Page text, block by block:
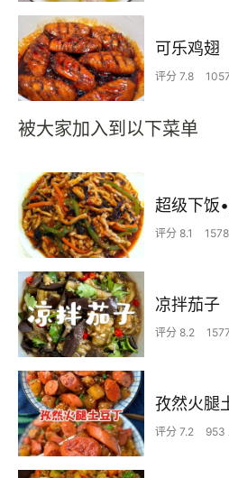
可乐鸡翅
评分 7.8
被大家加入到以下菜单
超级下饭
评分 8.1
凉拌茄子
评分 8.2
孜然火腿
评分 7.2 953